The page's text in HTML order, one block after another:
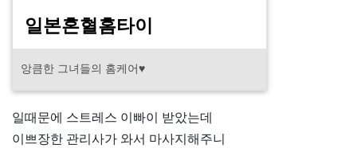
일본혼혈홈타이
앙큼한 그녀들의 홈케어♥
일때문에 스트레스 이빠이 받았는데
이쁘장한 관리사가 와서 마사지해주니